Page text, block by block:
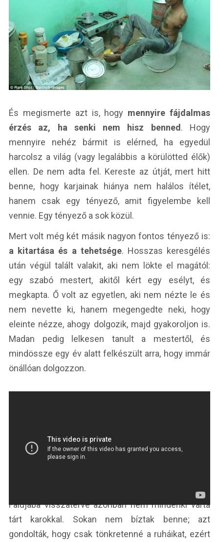
És megismerte azt is, hogy mennyire fájdalmas
érzés az, ha senki nem hisz benned. Hogy
mennyire nehéz bármit is elérned, ha egyedül
harcolsz a világ (vagy legalábbis a körülötted élők)
ellen. De nem adta fel. Kereste az útját, mert hitt
benne, hogy karjainak hiánya nem halálos ítélet,
hanem csak egy tényező, amit figyelembe kell
vennie. Egy tényező a sok közül.
Mert volt még két másik nagyon fontos tényező is:
a kitartása és a tehetsége. Hosszas keresgélés
után végül talált valakit, aki nem lökte el magától:
egy szabó mestert, akitől kért egy esélyt, és
megkapta. Ő volt az egyetlen, aki nem nézte le és
nem nevette ki, hanem megengedte neki, hogy
eleinte nézze, ahogy dolgozik, majd gyakoroljon is.
Madan pedig lelkesen tanult a mestertől, és
mindössze egy év alatt felkészült arra, hogy immár
önállóan dolgozzon.
Falujába visszatérve azonban nem mindenki várta
tárt karokkal. Sokan nem bíztak benne; azt
gondolták, hogy csak tönkretenné a ruháikat, ezért